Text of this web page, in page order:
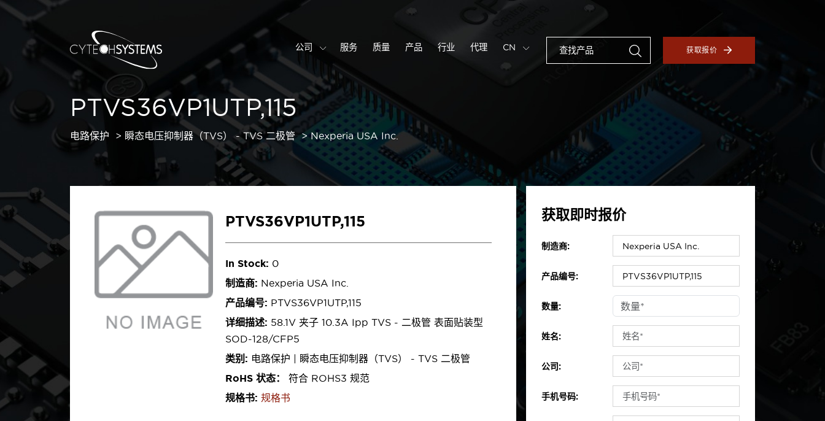
公司 服务 质量 产品 行业 代理 CN 获取报价
PTVS36VP1UTP,115
电路保护 瞬态电压抑制器（TVS） - TVS 二极管 Nexperia USA Inc.
PTVS36VP1UTP,115
In Stock: 0
制造商: Nexperia USA Inc.
产品编号: PTVS36VP1UTP,115
详细描述: 58.1V 夹子 10.3A Ipp TVS - 二极管 表面贴装型
SOD-128/CFP5
类别: 电路保护 | 瞬态电压抑制器（TVS） - TVS 二极管
RoHS 状态：
符合 ROHS3 规范
规格书: 规格书
获取即时报价
制造商:
产品编号:
数量:
姓名:
公司:
手机号码: